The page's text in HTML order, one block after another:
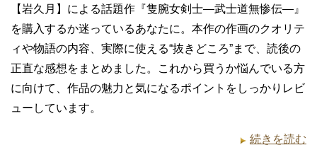
【岩久月】による話題作『隻腕女剣士―武士道無惨伝―』
を購入するか迷っているあなたに。本作の作画のクオリテ
ィや物語の内容、実際に使える“抜きどころ”まで、読後の
正直な感想をまとめました。これから買うか悩んでいる方
に向けて、作品の魅力と気になるポイントをしっかりレビ
ューしています。
続きを読む